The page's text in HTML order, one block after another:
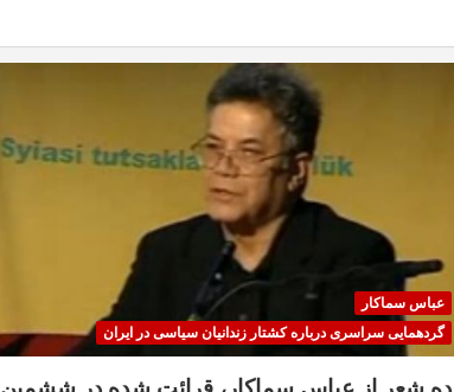
عباس سماکار
گردهمایی سراسری درباره کشتار زندانیان سیاسی در ایران